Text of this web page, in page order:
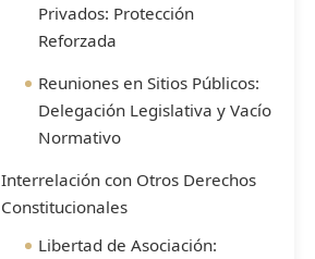
Privados: Protección
Reforzada
Reuniones en Sitios Públicos:
Delegación Legislativa y Vacío
Normativo
Interrelación con Otros Derechos
Constitucionales
Libertad de Asociación: